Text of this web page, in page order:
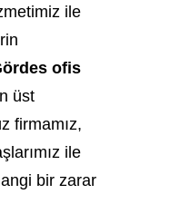
ile
ofis
üst
firmamız,
ile
bir zarar